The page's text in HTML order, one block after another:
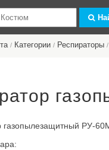
/ Категории / Респираторы /